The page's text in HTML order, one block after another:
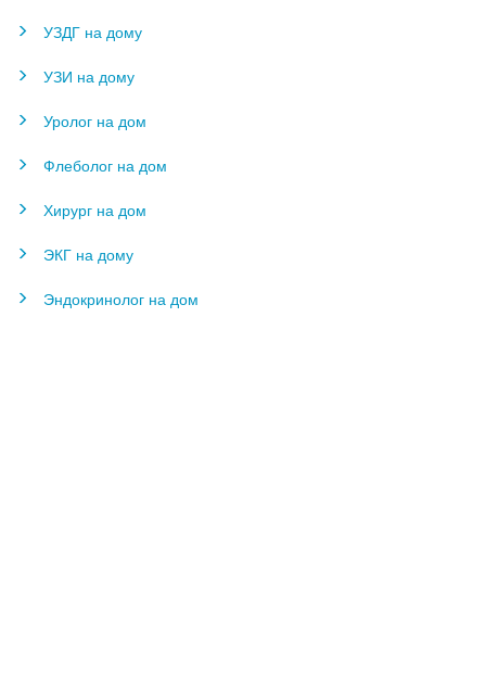
УЗДГ на дому
УЗИ на дому
Уролог на дом
Флеболог на дом
Хирург на дом
ЭКГ на дому
Эндокринолог на дом